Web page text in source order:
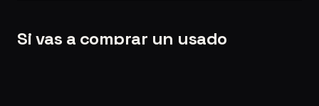
Si vas a comprar un usado